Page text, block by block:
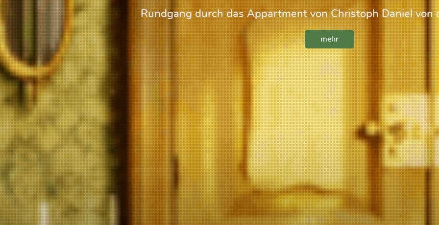
Rundgang durch das Appartment von Christoph Daniel von
mehr